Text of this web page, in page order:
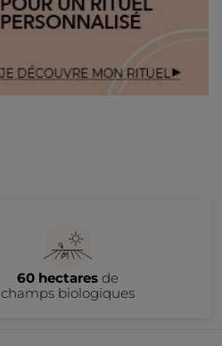
60 hectares de
champs biologiques